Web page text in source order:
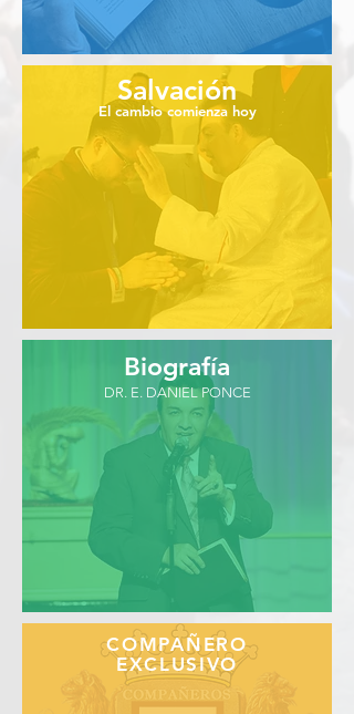
Salvación
El cambio comienza hoy
Biografía
DR. E. DANIEL PONCE
COMPAÑERO
EXCLUSIVO